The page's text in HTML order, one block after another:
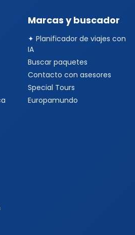
Marcas y buscador
✦ Planificador de viajes con
IA
Buscar paquetes
Contacto con asesores
Special Tours
Europamundo